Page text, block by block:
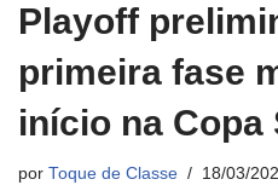
Playoff
primeira fase
início na Copa
por Toque de Classe 18/03/